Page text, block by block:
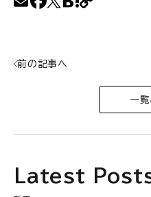
前の記事へ
一覧
Latest